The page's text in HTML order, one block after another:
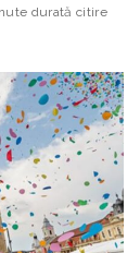
durată citire